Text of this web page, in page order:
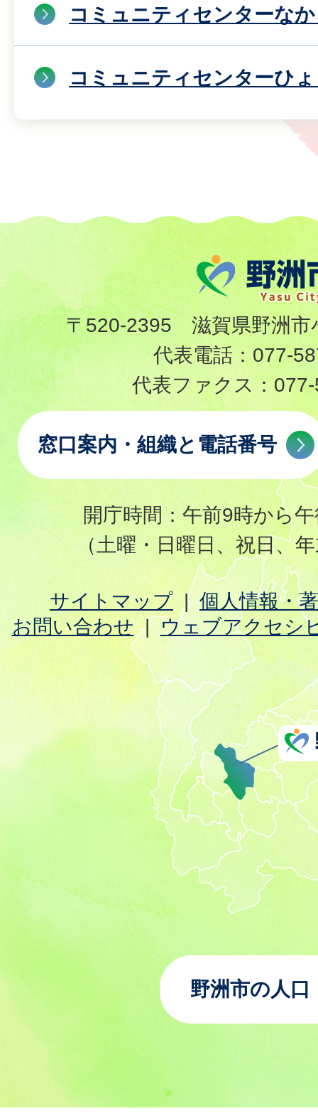
コミュニティセンターな
コミュニティセンターひ
〒520-2395 滋賀県野洲市
代表電話： 077-
代表ファクス：
窓口案内・組織と電話番号
開庁時間：午前9時から
（土曜・日曜日、祝日、
サイトマップ
個人情報・
お問い合わせ
ウェブアクセシ
野洲市の人口